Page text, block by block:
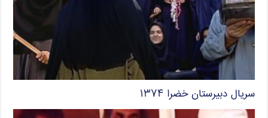
سریال دبیرستان خضرا ۱۳۷۴